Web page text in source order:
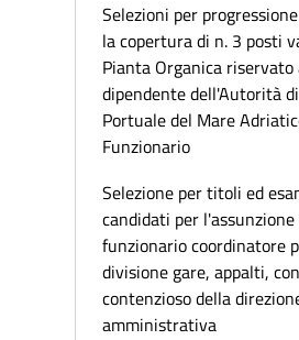
Selezioni per
la copertura di n. 3 posti
Pianta Organica riservato
dipendente dell'Autorità
Portuale del Mare
Funzionario
Selezione per titoli ed
candidati per l'assunzione
funzionario coordinatore
divisione gare, appalti,
contenzioso della
amministrativa